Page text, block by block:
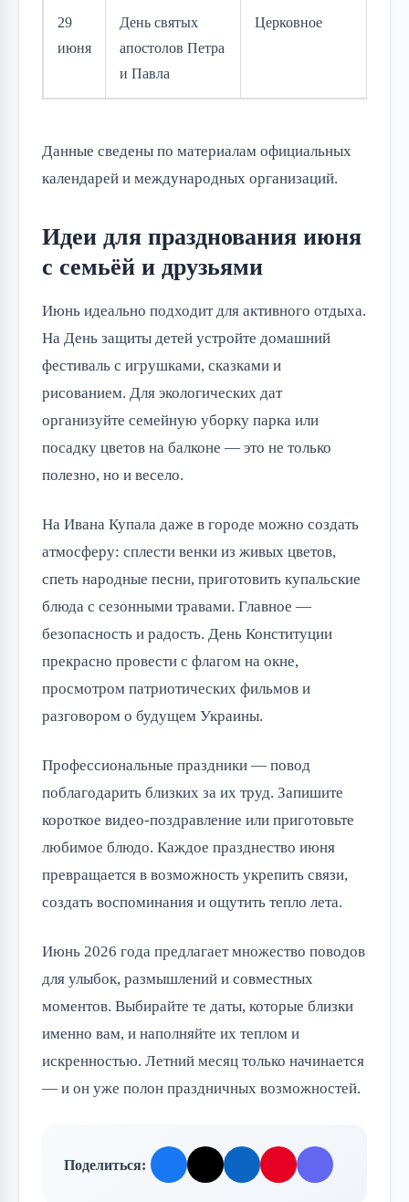
29
июня
День святых
апостолов Петра
и Павла
Церковное
Данные сведены по материалам официальных
календарей и международных организаций.
Идеи для празднования июня
с семьёй и друзьями
Июнь идеально подходит для активного отдыха.
На День защиты детей устройте домашний
фестиваль с игрушками, сказками и
рисованием. Для экологических дат
организуйте семейную уборку парка или
посадку цветов на балконе — это не только
полезно, но и весело.
На Ивана Купала даже в городе можно создать
атмосферу: сплести венки из живых цветов,
спеть народные песни, приготовить купальские
блюда с сезонными травами. Главное —
безопасность и радость. День Конституции
прекрасно провести с флагом на окне,
просмотром патриотических фильмов и
разговором о будущем Украины.
Профессиональные праздники — повод
поблагодарить близких за их труд. Запишите
короткое видео-поздравление или приготовьте
любимое блюдо. Каждое празднество июня
превращается в возможность укрепить связи,
создать воспоминания и ощутить тепло лета.
Июнь 2026 года предлагает множество поводов
для улыбок, размышлений и совместных
моментов. Выбирайте те даты, которые близки
именно вам, и наполняйте их теплом и
искренностью. Летний месяц только начинается
— и он уже полон праздничных возможностей.
Поделиться: